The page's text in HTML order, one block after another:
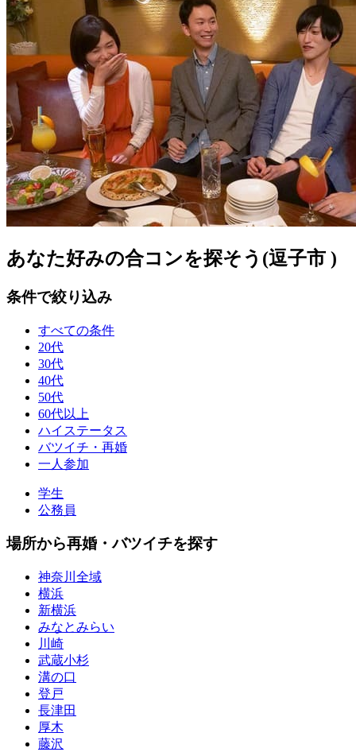
あなた好みの合コンを探そう(逗子市 )
条件で絞り込み
すべての条件
20代
30代
40代
50代
60代以上
ハイステータス
バツイチ・再婚
一人参加
学生
公務員
場所から再婚・バツイチを探す
神奈川全域
横浜
新横浜
みなとみらい
川崎
武蔵小杉
溝の口
登戸
長津田
厚木
藤沢